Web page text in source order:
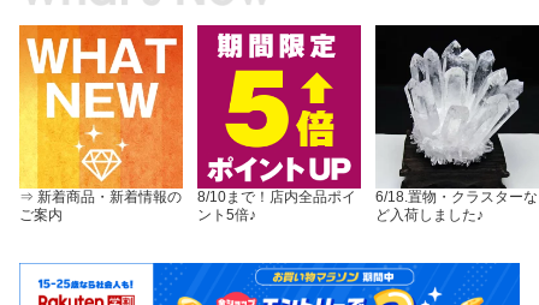
⇒ 新着商品・新着情報の
ご案内
8/10まで！店内全品ポイ
ント5倍♪
6/18.置物・クラスターな
ど入荷しました♪